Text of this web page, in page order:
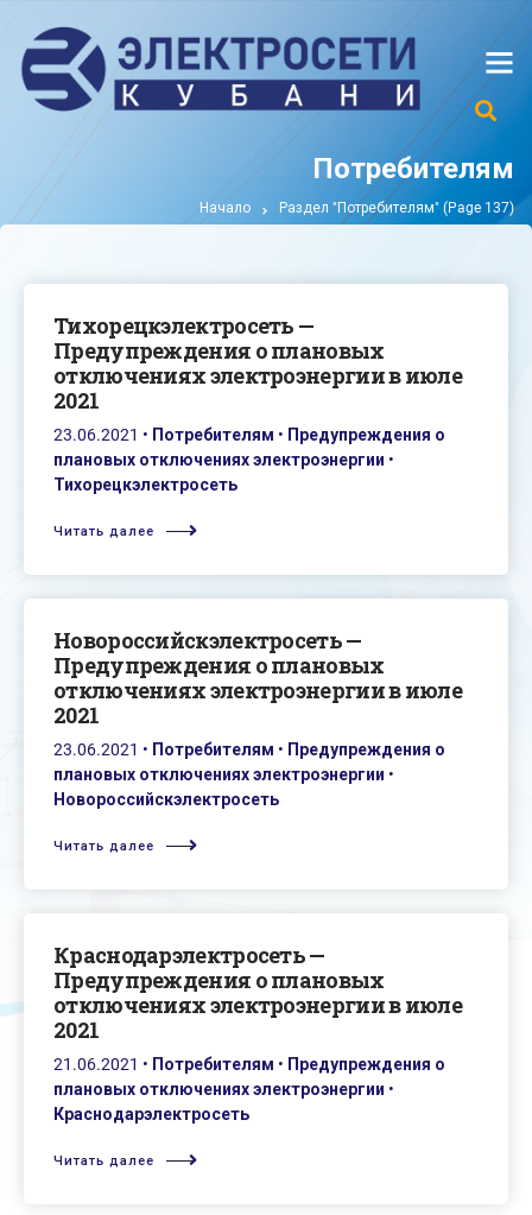
Потребителям
Начало Раздел "Потребителям" (Page 137)
Тихорецкэлектросеть —
Предупреждения о плановых
отключениях электроэнергии в июле
2021
23.06.2021 • Потребителям • Предупреждения о
плановых отключениях электроэнергии •
Тихорецкэлектросеть
Читать далее
Новороссийскэлектросеть —
Предупреждения о плановых
отключениях электроэнергии в июле
2021
23.06.2021 • Потребителям • Предупреждения о
плановых отключениях электроэнергии •
Новороссийскэлектросеть
Читать далее
Краснодарэлектросеть —
Предупреждения о плановых
отключениях электроэнергии в июле
2021
21.06.2021 • Потребителям • Предупреждения о
плановых отключениях электроэнергии •
Краснодарэлектросеть
Читать далее